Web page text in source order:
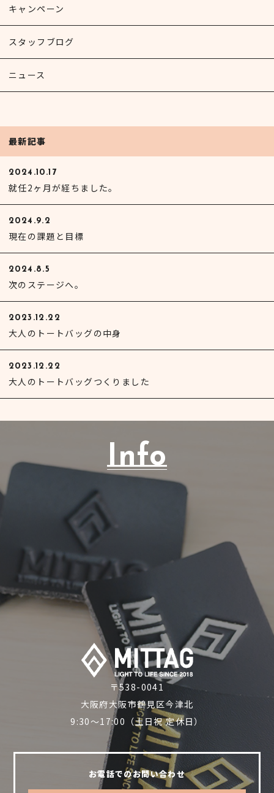
キャンペーン
スタッフブログ
ニュース
最新記事
2024.10.17
就任2ヶ月が経ちました。
2024.9.2
現在の課題と目標
2024.8.5
次のステージへ。
2023.12.22
大人のトートバッグの中身
2023.12.22
大人のトートバッグつくりました
Info
〒538-0041
大阪府大阪市鶴見区今津北
9:30～17:00（土日祝 定休日）
お電話でのお問い合わせ